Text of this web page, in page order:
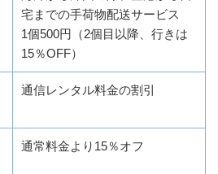
宅までの手荷物配送サービス
1個500円（2個目以降、行きは
15％OFF）
通信レンタル料金の割引
通常料金より15％オフ